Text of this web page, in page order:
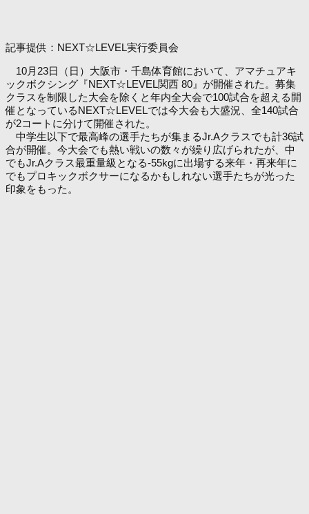
記事提供：NEXT☆LEVEL実行委員会
10月23日（日）大阪市・千島体育館において、アマチュアキ
ックボクシング『NEXT☆LEVEL関西 80』が開催された。募集
クラスを制限した大会を除くと年内全大会で100試合を超える開
催となっているNEXT☆LEVELでは今大会も大盛況、全140試合
が2コートに分けて開催された。
中学生以下で最高峰の選手たちが集まるJr.Aクラスでも計36試
合が開催。今大会でも熱い戦いの数々が繰り広げられたが、中
でもJr.Aクラス最重量級となる-55kgに出場する来年・再来年に
でもプロキックボクサーになるかもしれない選手たちが光った
印象をもった。